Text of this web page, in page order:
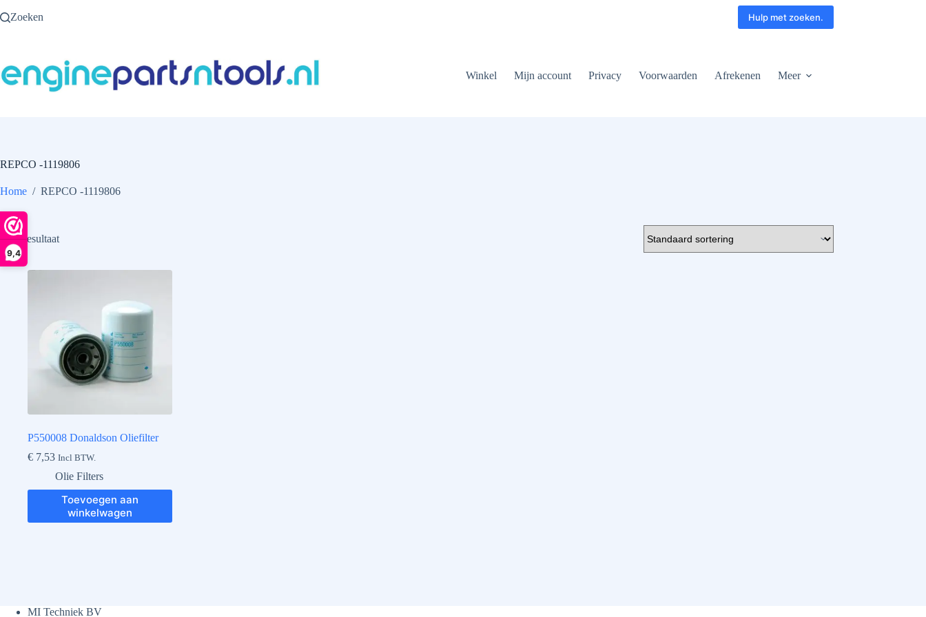
9,4
naarZoeken Hulp met zoeken.
Winkel Mijn account Privacy Voorwaarden Afrekenen Meer
REPCO -1119806
Home / REPCO -1119806
Enig resultaat
P550008 Donaldson Oliefilter
€ 7,53 Incl BTW.
Olie Filters
Toevoegen aan
winkelwagen
MI Techniek BV